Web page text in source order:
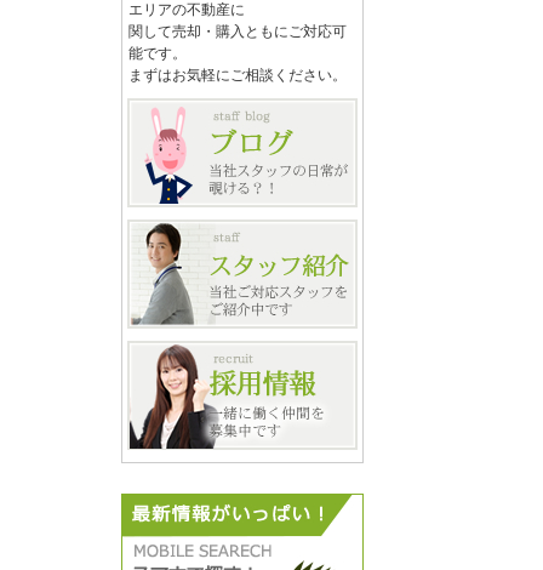
エリアの不動産に
関して売却・購入ともにご対応可
能です。
まずはお気軽にご相談ください。